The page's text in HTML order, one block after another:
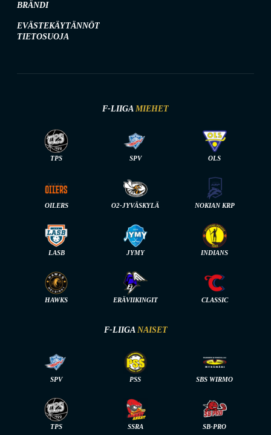
BRÄNDI
EVÄSTEKÄYTÄNNÖT
TIETOSUOJA
F-LIIGA MIEHET
TPS SPV OLS
OILERS O2-JYVÄSKYLÄ NOKIAN KRP
LASB JYMY INDIANS
HAWKS ERÄVIIKINGIT CLASSIC
F-LIIGA NAISET
SPV PSS SBS WIRMO
TPS SSRA SB-PRO